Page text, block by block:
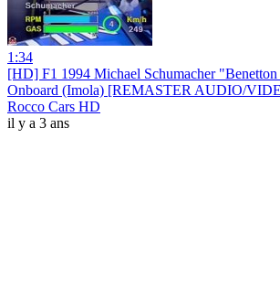
1:34
[HD] F1 1994 Michael Schumacher
Onboard (Imola) [REMASTER AUDIO/
Rocco Cars HD
il y a 3 ans